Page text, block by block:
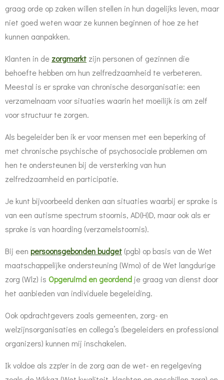
graag orde op zaken willen stellen in hun dagelijks leven, maar
niet goed weten waar ze kunnen beginnen of hoe ze het
kunnen aanpakken.
Klanten in de zorgmarkt zijn personen of gezinnen die
behoefte hebben om hun zelfredzaamheid te verbeteren.
Meestal is er sprake van chronische desorganisatie: een
verzamelnaam voor situaties waarin het moeilijk is om zelf
voor structuur te zorgen.
Als begeleider ben ik er voor mensen met een beperking of
met chronische psychische of psychosociale problemen om
hen te ondersteunen bij de versterking van hun
zelfredzaamheid en participatie.
Je kunt bijvoorbeeld denken aan situaties waarbij er sprake is
van een autisme spectrum stoornis, AD(H)D, maar ook als er
sprake is van hoarding (verzamelstoornis).
Bij een persoonsgebonden budget (pgb) op basis van de Wet
maatschappelijke ondersteuning (Wmo) of de Wet langdurige
zorg (Wlz) is Opgeruimd en geordend je graag van dienst door
het aanbieden van individuele begeleiding.
Ook opdrachtgevers zoals gemeenten, zorg- en
welzijnsorganisaties en collega’s (begeleiders en professional
organizers) kunnen mij inschakelen.
Ik voldoe als zzp'er in de zorg aan de wet- en regelgeving